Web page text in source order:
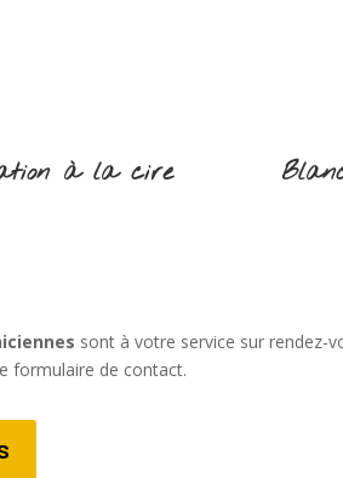
à la cire
sont à votre service sur rendez-
formulaire de contact.